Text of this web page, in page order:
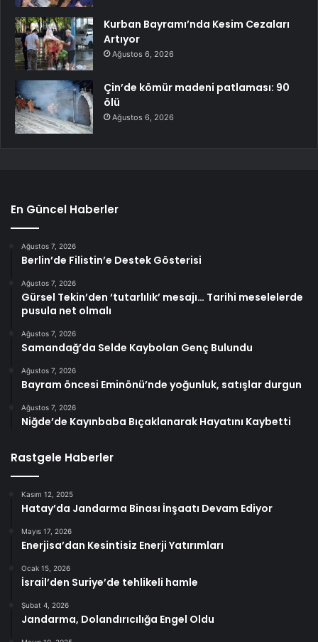
Kurban Bayramı’nda Kesim Cezaları
Artıyor
Ağustos 6, 2026
Çin’de kömür madeni patlaması: 90
ölü
Ağustos 6, 2026
En Güncel Haberler
Ağustos 7, 2026
Berlin’de Filistin’e Destek Gösterisi
Ağustos 7, 2026
Gürsel Tekin’den ‘tutarlılık’ mesajı… Tarihi meselelerde
pusula net olmalı
Ağustos 7, 2026
Samandağ’da Selde Kaybolan Genç Bulundu
Ağustos 7, 2026
Bayram öncesi Eminönü’nde yoğunluk, satışlar durgun
Ağustos 7, 2026
Niğde’de Kayınbaba Bıçaklanarak Hayatını Kaybetti
Rastgele Haberler
Kasım 12, 2025
Hatay’da Jandarma Binası İnşaatı Devam Ediyor
Mayıs 17, 2026
Enerjisa’dan Kesintisiz Enerji Yatırımları
Ocak 15, 2026
İsrail’den Suriye’de tehlikeli hamle
Şubat 4, 2026
Jandarma, Dolandırıcılığa Engel Oldu